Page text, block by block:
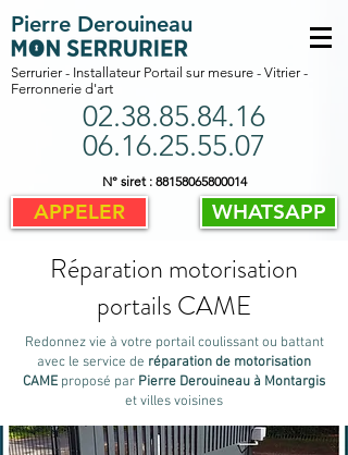
Pierre Derouineau
Serrurier- Installateur Portail sur mesure - Vitrier-
Ferronnerie d'art
02.38.85.84.16
06.16.25.55.07
N° siret : 88158065800014
APPELER WHATSAPP
Réparation motorisation
portails CAME
Redonnez vie à votre portail coulissant ou battant
avec le service de réparation de motorisation
CAME proposé par Pierre Derouineau à Montargis
et villes voisines